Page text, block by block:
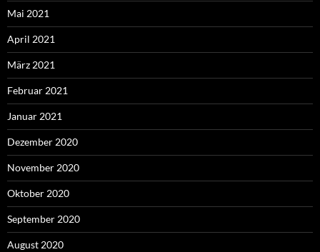
Mai 2021
April 2021
März 2021
Februar 2021
Januar 2021
Dezember 2020
November 2020
Oktober 2020
September 2020
August 2020